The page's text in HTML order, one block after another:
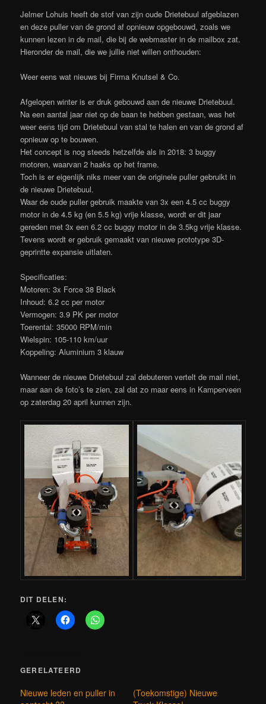
Jelmer Lohuis heeft de stof van zijn oude Drietebuul afgeblazen
en deze puller van de grond af opnieuw opgebouwd, zoals we
kunnen lezen in de mail, die bij de webmaster in de mailbox zat.
Hieronder de mail, die we jullie niet willen onthouden:
Weer eens wat nieuws bij Firma Knutsel & Co.
Afgelopen winter is er druk gebouwd aan de nieuwe Drietebuul.
Na een aantal jaar niet op de baan te hebben gestaan, was het
weer eens tijd om Drietebuul van stal te halen en van de grond af
opnieuw op te bouwen.
Het concept is nog steeds hetzelfde als in 2018: 3 buggy
motoren, waarvan 2 haaks op het frame.
Toch is er eigenlijk niks meer van de originele puller gebruikt in
de nieuwe Drietebuul.
Waar de oude puller gebruik maakte van 3x een 4.5 cc buggy
motor in de 4.5 kg (en 5.5 kg) vrije klasse, wordt er dit jaar
gereden met 3x een 6.2 cc buggy motor in de 3.5kg vrije klasse.
Tevens wordt er gebruik gemaakt van nieuwe prototype 3D-
geprintte expansie uitlaten.
Specificaties:
Motoren: 3x Force 38 Black
Inhoud: 6.2 cc per motor
Vermogen: 3.9 PK per motor
Toerental: 35000 RPM/min
Wielspin: 105-110 km/uur
Koppeling: Aluminium 3 klauw
Wanneer de nieuwe Drietebuul zal debuteren vertelt de mail niet,
maar aan de foto’s te zien, zal dat zo maar eens in Kamperveen
op zaterdag 20 april kunnen zijn.
DIT DELEN:
GERELATEERD
Nieuwe leden en puller in
(Toekomstige) Nieuwe